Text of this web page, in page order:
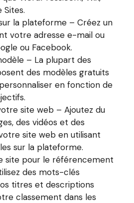
Sites.
la plateforme – Créez un
votre adresse e-mail ou
ou Facebook.
– La plupart des
des modèles gratuits
en fonction de
site web – Ajoutez du
des vidéos et des
site web en utilisant
sur la plateforme.
site pour le référencement
des mots-clés
titres et descriptions
classement dans les